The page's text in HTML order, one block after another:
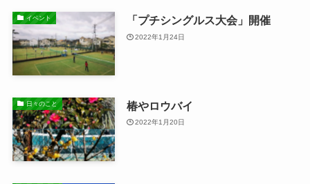
イベント 「プチシングルス大会」開催
2022年1月24日
日々のこと 椿やロウバイ
2022年1月20日